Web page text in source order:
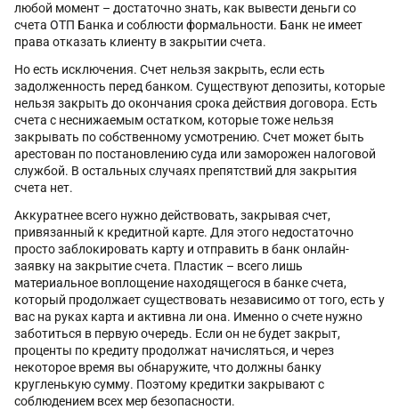
любой момент – достаточно знать, как вывести деньги со
счета ОТП Банка и соблюсти формальности. Банк не имеет
права отказать клиенту в закрытии счета.
Но есть исключения. Счет нельзя закрыть, если есть
задолженность перед банком. Существуют депозиты, которые
нельзя закрыть до окончания срока действия договора. Есть
счета с неснижаемым остатком, которые тоже нельзя
закрывать по собственному усмотрению. Счет может быть
арестован по постановлению суда или заморожен налоговой
службой. В остальных случаях препятствий для закрытия
счета нет.
Аккуратнее всего нужно действовать, закрывая счет,
привязанный к кредитной карте. Для этого недостаточно
просто заблокировать карту и отправить в банк онлайн-
заявку на закрытие счета. Пластик – всего лишь
материальное воплощение находящегося в банке счета,
который продолжает существовать независимо от того, есть у
вас на руках карта и активна ли она. Именно о счете нужно
заботиться в первую очередь. Если он не будет закрыт,
проценты по кредиту продолжат начисляться, и через
некоторое время вы обнаружите, что должны банку
кругленькую сумму. Поэтому кредитки закрывают с
соблюдением всех мер безопасности.